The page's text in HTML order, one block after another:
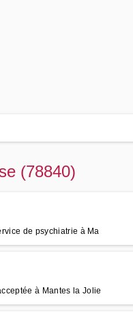
(78840)
de psychiatrie à Ma
à Mantes la Jolie